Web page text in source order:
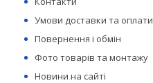
Умови доставки та оплати
Повернення і обмін
Фото товарів та монтажу
Новини на сайті